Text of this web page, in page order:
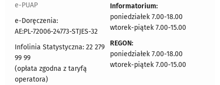
e-PUAP
e-Doręczenia:
AE:PL-72006-24773-STJES-32
Infolinia Statystyczna: 22 279
99 99
(opłata zgodna z taryfą
operatora)
Informatorium:
poniedziałek 7.00-18.00
wtorek-piątek 7.00-15.00
REGON:
poniedziałek 7.00-18.00
wtorek-piątek 7.00-15.00